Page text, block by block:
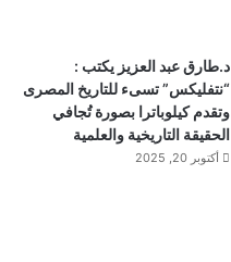
د.طارق عبد العزيز يكتب :
“نتفليكس” تسىء للتاريخ المصرى
وتقدم كيلوباترا بصورة تُجافي
الحقيقة التاريخية والعلمية
أكتوبر 20, 2025